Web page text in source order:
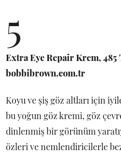
5
Extra Eye Repair Krem, 485
bobbibrown.com.tr
Koyu ve şiş göz altları için
bu yoğun göz kremi, göz
dinlenmiş bir görünüm
özleri ve nemlendiricilerle